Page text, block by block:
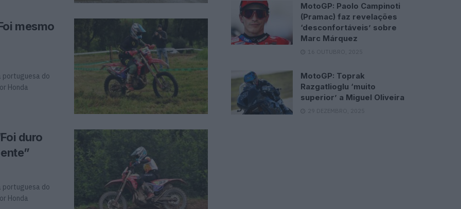
mesmo
portuguesa do
Honda
duro
portuguesa do
Honda
MotoGP: Paolo Campinoti
(Pramac) faz revelações
‘desconfortáveis’ sobre
Marc Márquez
16 OUTUBRO, 2025
MotoGP: Toprak
Razgatlioglu ‘muito
superior’ a Miguel Oliveira